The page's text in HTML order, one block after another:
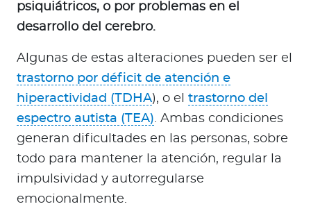
psiquiátricos, o por problemas en el
desarrollo del cerebro.
Algunas de estas alteraciones pueden ser el
trastorno por déficit de atención e
hiperactividad (TDHA), o el trastorno del
espectro autista (TEA). Ambas condiciones
generan dificultades en las personas, sobre
todo para mantener la atención, regular la
impulsividad y autorregularse
emocionalmente.